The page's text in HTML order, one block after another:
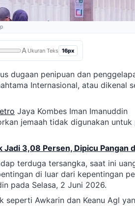
A Ukuran Teks 16px
dugaan penipuan dan
Internasional, atau dikenal
Jaya Kombes Iman Imanuddin
jemaah tidak digunakan untuk
3,08 Persen, Dipicu Pangan
terduga tersangka, saat ini
di luar dari kepentingan
pada Selasa, 2 Juni 2026.
seperti Awkarin dan Keanu Agl